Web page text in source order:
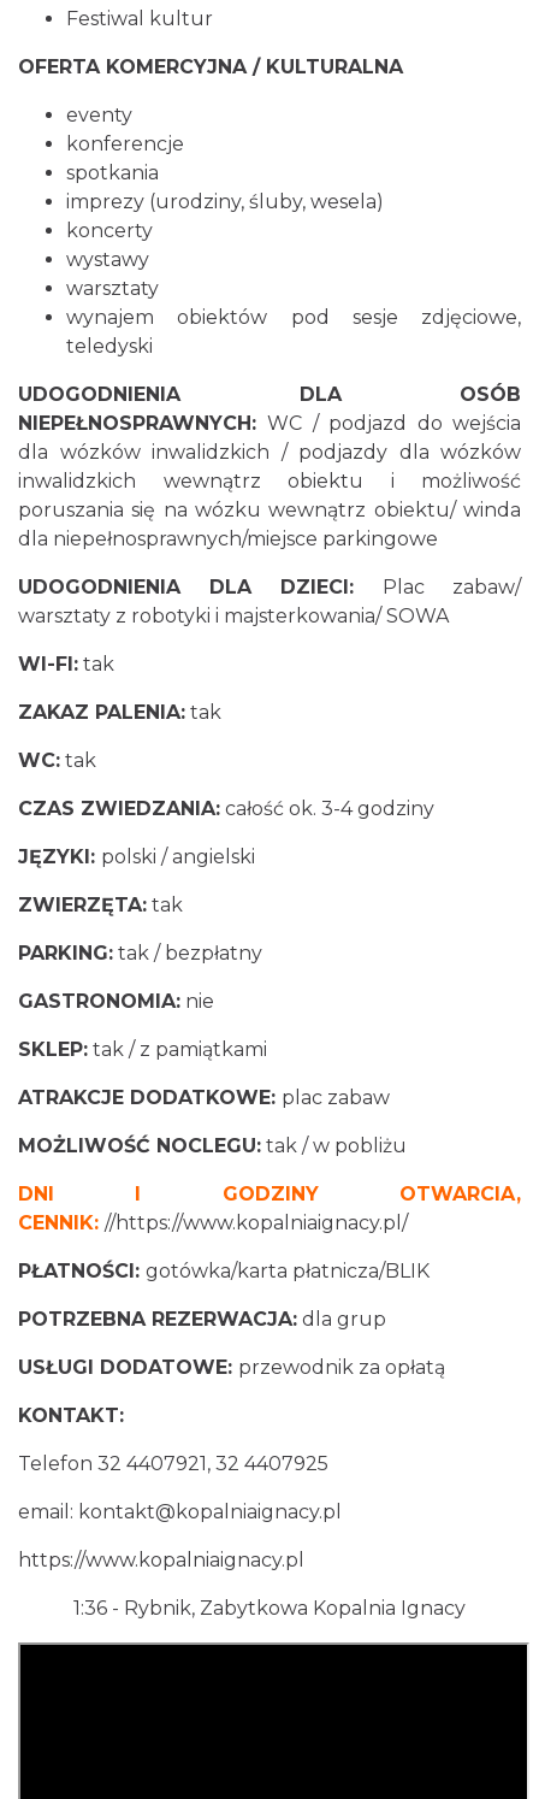
Festiwal kultur
OFERTA KOMERCYJNA / KULTURALNA
eventy
konferencje
spotkania
imprezy (urodziny, śluby, wesela)
koncerty
wystawy
warsztaty
wynajem obiektów pod sesje zdjęciowe,
teledyski
UDOGODNIENIA DLA OSÓB
NIEPEŁNOSPRAWNYCH:WC / podjazd do wejścia
dla wózków inwalidzkich / podjazdy dla wózków
inwalidzkich wewnątrz obiektu i możliwość
poruszania się na wózku wewnątrz obiektu/ winda
dla niepełnosprawnych/miejsce parkingowe
UDOGODNIENIA DLA DZIECI: Plac zabaw/
warsztaty z robotyki i majsterkowania/ SOWA
WI-FI: tak
ZAKAZ PALENIA: tak
WC: tak
CZAS ZWIEDZANIA: całość ok. 3-4 godziny
JĘZYKI: polski / angielski
ZWIERZĘTA: tak
PARKING: tak / bezpłatny
GASTRONOMIA: nie
SKLEP: tak / z pamiątkami
ATRAKCJE DODATKOWE: plac zabaw
MOŻLIWOŚĆ NOCLEGU: tak / w pobliżu
DNI I GODZINY OTWARCIA,
CENNIK: //https://www.kopalniaignacy.pl/
PŁATNOŚCI: gotówka/karta płatnicza/BLIK
POTRZEBNA REZERWACJA: dla grup
USŁUGI DODATOWE: przewodnik za opłatą
KONTAKT:
Telefon 32 4407921, 32 4407925
email: kontakt@kopalniaignacy.pl
https://www.kopalniaignacy.pl
1:36 - Rybnik, Zabytkowa Kopalnia Ignacy